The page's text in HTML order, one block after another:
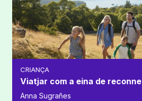
CRIANÇA
Viatjar com a eina de
Anna Sugrañes